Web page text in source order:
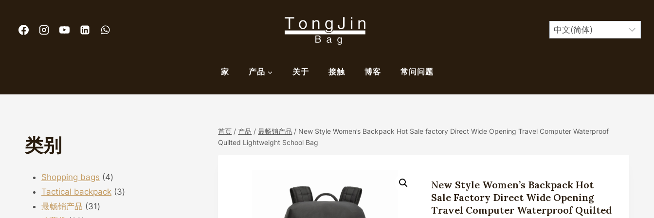
家 产品 关于 接触 博客 常问问题
首页 / 产品 / 最畅销产品 / New Style Women’s Backpack Hot Sale factory Direct Wide Opening Travel Computer Waterproof
Quilted Lightweight School Bag
New Style Women’s Backpack Hot
Sale Factory Direct Wide Opening
Travel Computer Waterproof Quilted
类别
Shopping bags 44
个
Tactical backpack 33
最畅销产品 3131